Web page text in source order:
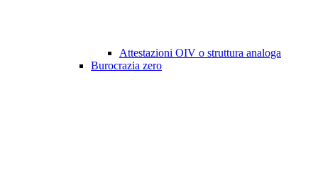
Attestazioni OIV o struttura analoga
Burocrazia zero